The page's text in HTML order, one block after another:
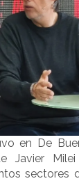
en De
Javier
sectores